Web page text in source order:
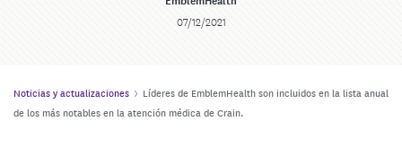
07/12/2021
Noticias y actualizaciones
Líderes de EmblemHealth son incluidos en la lista anual
de los más notables en la atención médica de Crain.